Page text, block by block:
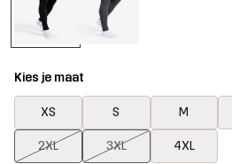
Kies je maat
XS S M
2XL 3XL 4XL